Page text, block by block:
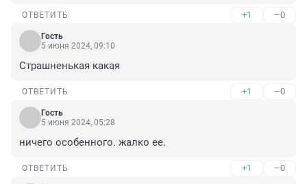
ОТВЕТИТЬ +1 –0
Гость
5 июня 2024, 09:10
Страшненькая какая
ОТВЕТИТЬ +1 –0
Гость
5 июня 2024, 05:28
ничего особенного. жалко ее.
ОТВЕТИТЬ +1 –0